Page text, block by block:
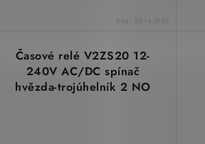
Kód: BB143956
Časové relé V2ZS20 12-
240V AC/DC spínač
hvězda-trojúhelník 2 NO